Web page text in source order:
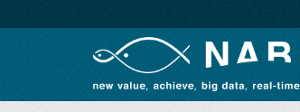
キ
て